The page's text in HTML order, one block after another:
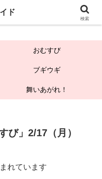
ド
おむすび
ブギウギ
舞いあがれ！
び」2/17（月）
れています
ド
検索